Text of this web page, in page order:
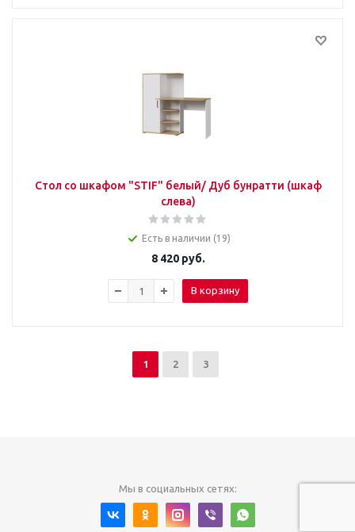
Стол со шкафом "STIF" белый/ Дуб бунратти (шкаф
слева)
Есть в наличии (19)
8 420руб.
В корзину
1 2 3
Мы в социальных сетях: